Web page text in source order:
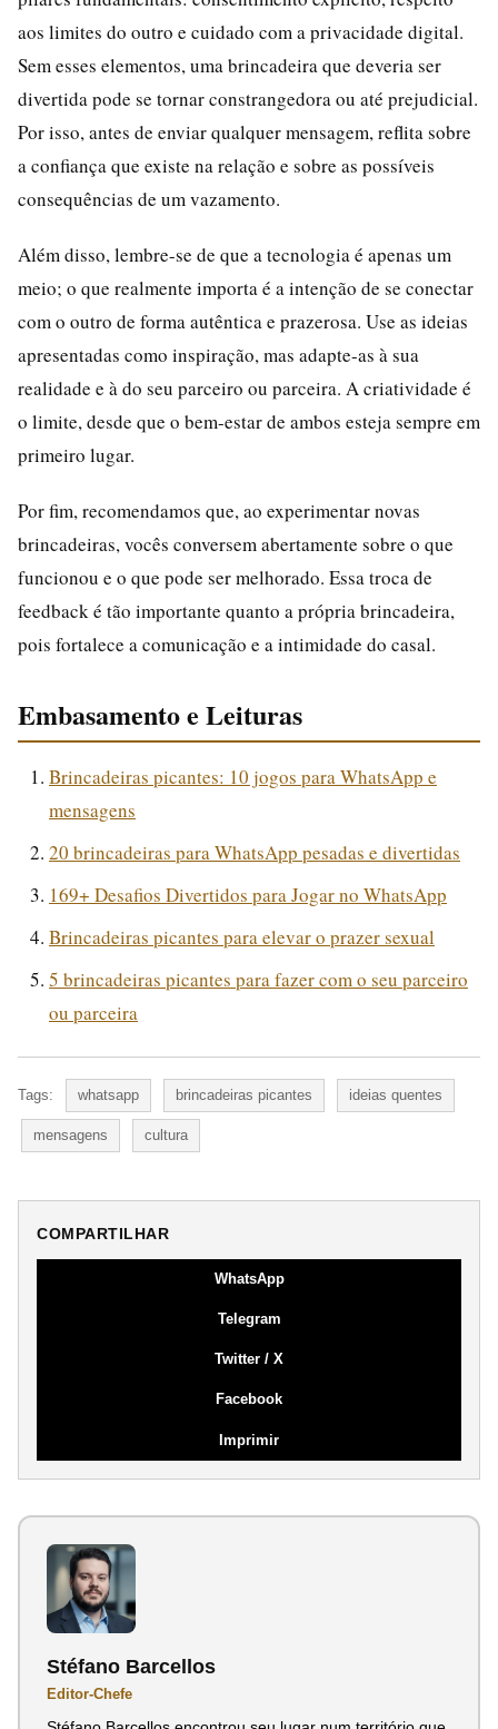
aos limites do outro e cuidado com a privacidade digital.
Sem esses elementos, uma brincadeira que deveria ser
divertida pode se tornar constrangedora ou até prejudicial.
Por isso, antes de enviar qualquer mensagem, reflita sobre
a confiança que existe na relação e sobre as possíveis
consequências de um vazamento.
Além disso, lembre-se de que a tecnologia é apenas um
meio; o que realmente importa é a intenção de se conectar
com o outro de forma autêntica e prazerosa. Use as ideias
apresentadas como inspiração, mas adapte-as à sua
realidade e à do seu parceiro ou parceira. A criatividade é
o limite, desde que o bem-estar de ambos esteja sempre em
primeiro lugar.
Por fim, recomendamos que, ao experimentar novas
brincadeiras, vocês conversem abertamente sobre o que
funcionou e o que pode ser melhorado. Essa troca de
feedback é tão importante quanto a própria brincadeira,
pois fortalece a comunicação e a intimidade do casal.
Embasamento e Leituras
Brincadeiras picantes: 10 jogos para WhatsApp e
mensagens
20 brincadeiras para WhatsApp pesadas e divertidas
169+ Desafios Divertidos para Jogar no WhatsApp
Brincadeiras picantes para elevar o prazer sexual
5 brincadeiras picantes para fazer com o seu parceiro
ou parceira
Tags: whatsapp brincadeiras picantes ideias quentes
mensagens cultura
COMPARTILHAR
WhatsApp
Telegram
Twitter / X
Facebook
Imprimir
Stéfano Barcellos
Editor-Chefe